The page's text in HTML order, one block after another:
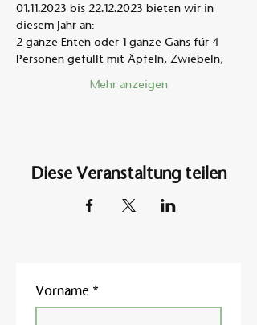
01.11.2023 bis 22.12.2023 bieten wir in
diesem Jahr an:
2 ganze Enten oder 1 ganze Gans für 4
Personen gefüllt mit Äpfeln, Zwiebeln,
Mehr anzeigen
Diese Veranstaltung teilen
Vorname *